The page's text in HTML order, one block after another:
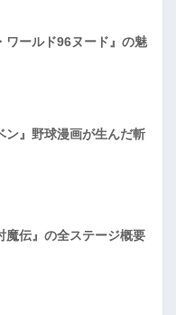
ワールド96ヌード』の魅
ン』野球漫画が生んだ斬
魔伝』の全ステージ概要